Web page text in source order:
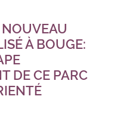
NOUVEAU
À BOUGE:
DE CE PARC